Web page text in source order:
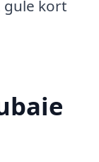
gule kort